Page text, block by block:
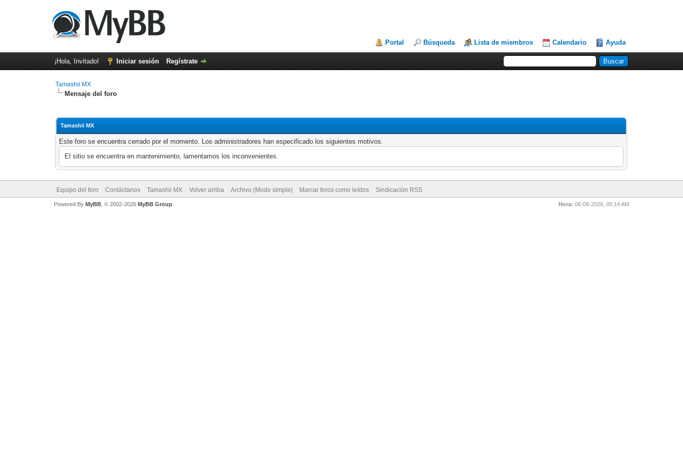
Portal Búsqueda Lista de miembros Calendario Ayuda
¡Hola, Invitado! Iniciar sesión Regístrate
Tamashii MX
Mensaje del foro
Tamashii MX
Este foro se encuentra cerrado por el momento. Los administradores han especificado los siguientes motivos.
El sitio se encuentra en mantenimiento, lamentamos los inconvenientes.
Equipo del foro Contáctanos Tamashii MX Volver arriba Archivo (Modo simple) Marcar foros como leídos Sindicación RSS
Hora: 06-08-2026, 05:14 AM
Powered By MyBB, © 2002-2026 MyBB Group.